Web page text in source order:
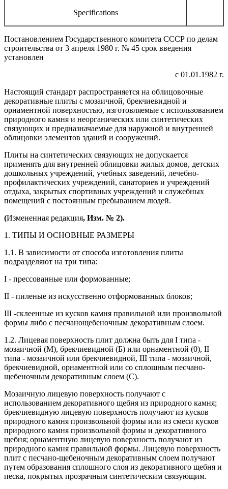
Specifications
Постановлением Государственного комитета СССР по делам
строительства от 3 апреля 1980 г. № 45 срок введения
установлен
с 01.01.1982 г.
Настоящий стандарт распространяется на облицовочные
декоративные плиты с мозаичной, брекчиевидной и
орнаментной поверхностью, изготовляемые с использованием
природного камня и неорганических или синтетических
связующих и предназначаемые для наружной и внутренней
облицовки элементов зданий и сооружений.
Плиты на синтетических связующих не допускается
применять для внутренней облицовки жилых домов, детских
дошкольных учреждений, учебных заведений, лечебно-
профилактических учреждений, санаториев и учреждений
отдыха, закрытых спортивных учреждений и служебных
помещений с постоянным пребыванием людей.
(Измененная редакция, Изм. № 2).
1. ТИПЫ И ОСНОВНЫЕ РАЗМЕРЫ
1.1. В зависимости от способа изготовления плиты
подразделяют на три типа:
I - прессованные или формованные;
II - пиленые из искусственно отформованных блоков;
III -склеенные из кусков камня правильной или произвольной
формы либо с песчанощебеночным декоративным слоем.
1.2. Лицевая поверхность плит должна быть для I типа -
мозаичной (М), брекчиевидной (Б) или орнаментной (0), II
типа - мозаичной или брекчиевидной, III типа - мозаичной,
брекчиевидной, орнаментной или со сплошным песчано-
щебеночным декоративным слоем (С).
Мозаичную лицевую поверхность получают с
использованием декоративного щебня из природного камня;
брекчиевидную лицевую поверхность получают из кусков
природного камня произвольной формы или из смеси кусков
природного камня произвольной формы и декоративного
щебня; орнаментную лицевую поверхность получают из
природного камня правильной формы. Лицевую поверхность
плит с песчано-щебеночным декоративным слоем получают
путем образования сплошного слоя из декоративного щебня и
песка, покрытых прозрачным синтетическим связующим.